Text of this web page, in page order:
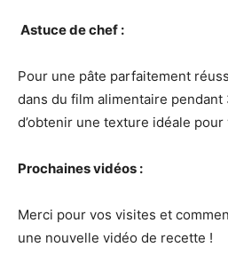
‍ Astuce de chef :
Pour une pâte parfaitement
dans du film alimentaire pendant
d’obtenir une texture idéale
Prochaines vidéos :
Merci pour vos visites et
une nouvelle vidéo de recette !